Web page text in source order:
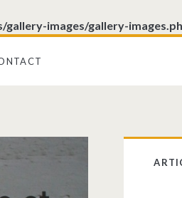
images/gallery-